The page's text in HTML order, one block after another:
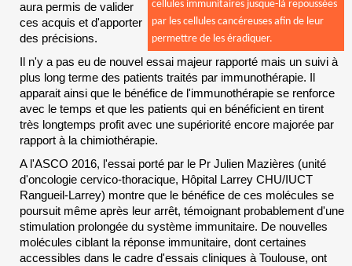
cellules immunitaires jusque-là repoussées
par les cellules cancéreuses afin de leur
permettre de les éradiquer.
aura permis de valider
ces acquis et d'apporter
des précisions.
Il n'y a pas eu de nouvel essai majeur rapporté mais un suivi à
plus long terme des patients traités par immunothérapie. Il
apparait ainsi que le bénéfice de l'immunothérapie se renforce
avec le temps et que les patients qui en bénéficient en tirent
très longtemps profit avec une supériorité encore majorée par
rapport à la chimiothérapie.
A l'ASCO 2016, l'essai porté par le Pr Julien Mazières (unité
d'oncologie cervico-thoracique, Hôpital Larrey CHU/IUCT
Rangueil-Larrey) montre que le bénéfice de ces molécules se
poursuit même après leur arrêt, témoignant probablement d'une
stimulation prolongée du système immunitaire. De nouvelles
molécules ciblant la réponse immunitaire, dont certaines
accessibles dans le cadre d'essais cliniques à Toulouse, ont